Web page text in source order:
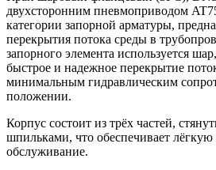
двухсторонним пневмоприводом
категории запорной арматуры,
перекрытия потока среды в
запорного элемента используется
быстрое и надежное перекрытие
минимальным гидравлическим
положении.
Корпус состоит из трёх частей,
шпильками, что обеспечивает лёгкую
обслуживание.